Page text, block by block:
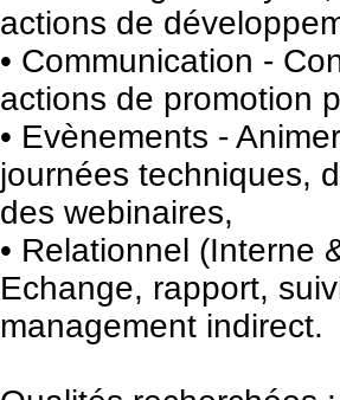
actions de
• Communication -
actions de promotion
• Evènements -
journées techniques,
des webinaires,
• Relationnel (Interne
Echange, rapport,
management indirect.